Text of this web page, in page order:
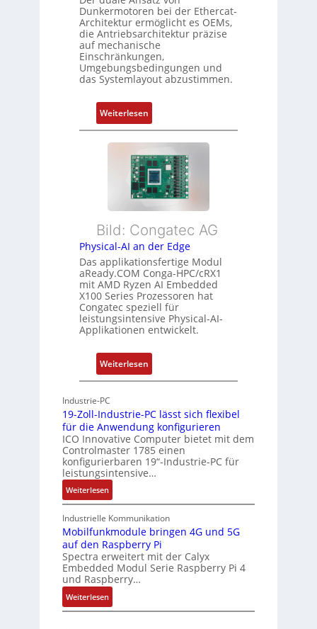
c
h
u
n
g
s
u
n
g
u
n
Z
u
s
t
a
n
d
ü
b
e
r
w
a
c
h
u
n
g
p
s
o
r
g
t
f
ü
r
m
e
h
r
i
s
t
u
n
g
Dunkermotoren bei der Ethercat-
Architektur ermöglicht es OEMs,
die Antriebsarchitektur präzise
auf mechanische
Einschränkungen,
Umgebungsbedingungen und
das Systemlayout abzustimmen.
Weiterlesen:
F
l
e
x
i
b
e
E
t
h
e
r
c
a
t
-
A
c
h
i
t
e
r
Bild: Congatec AG
Physical-AI an der Edge
Das applikationsfertige Modul
aReady.COM Conga-HPC/cRX1
mit AMD Ryzen AI Embedded
X100 Series Prozessoren hat
Congatec speziell für
leistungsintensive Physical-AI-
Applikationen entwickelt.
Weiterlesen:
P
s
i
c
a
I
a
n
d
E
Industrie-PC
19-Zoll-Industrie-PC lässt sich flexibel
für die Anwendung konfigurieren
ICO Innovative Computer bietet mit dem
Controlmaster 1785 einen
konfigurierbaren 19“-Industrie-PC für
leistungsintensive…
Weiterlesen:
1
9
-
Z
o
l
l
-
I
Industrielle Kommunikation
Mobilfunkmodule bringen 4G und 5G
auf den Raspberry Pi
Spectra erweitert mit der Calyx
Embedded Modul Serie Raspberry Pi 4
und Raspberry…
Weiterlesen:
M